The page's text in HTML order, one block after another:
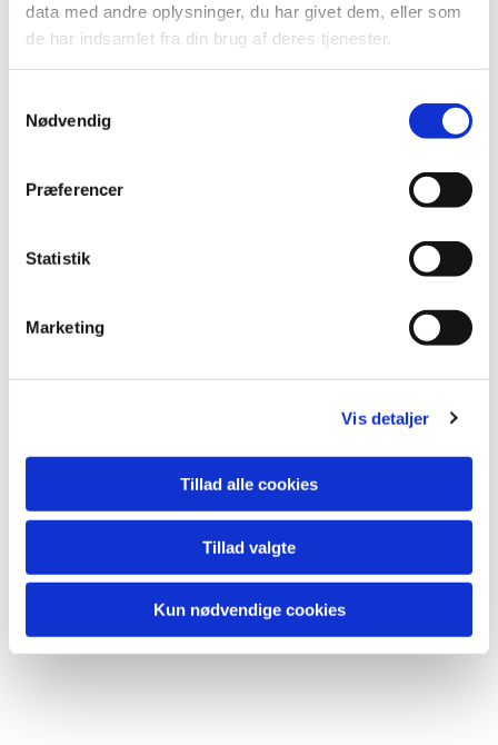
data med andre oplysninger, du har givet dem, eller som
de har indsamlet fra din brug af deres tjenester.
Nødvendig
Præferencer
Statistik
Marketing
Vis detaljer
Tillad alle cookies
Tillad valgte
Kun nødvendige cookies
Du vil måske også kunne